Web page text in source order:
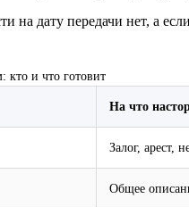
дату передачи нет, а
кто и что готовит
На что
Залог, арест,
Общее